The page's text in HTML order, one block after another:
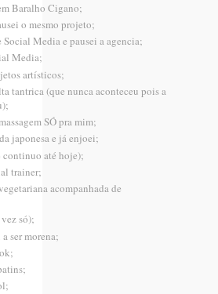
Baralho Cigano;
o mesmo projeto;
Media e pausei a agencia;
Media;
artísticos;
tantrica (que nunca aconteceu pois a
SÓ pra mim;
japonesa e já enjoei;
continuo até hoje);
trainer;
acompanhada de
só);
ser morena;